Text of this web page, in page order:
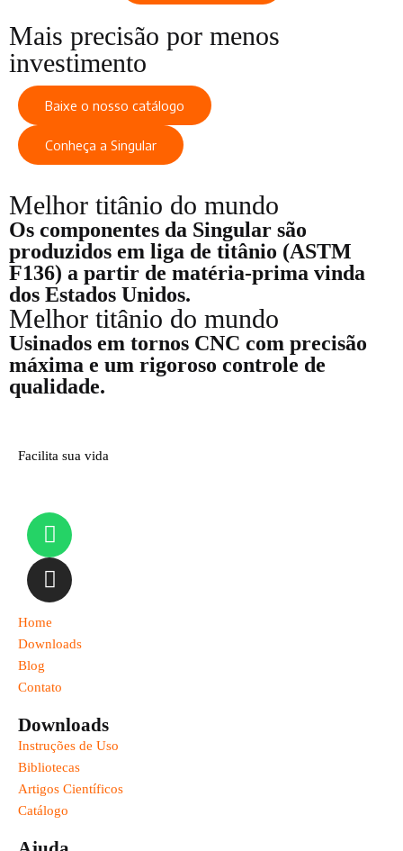
Mais precisão por menos
investimento
Baixe o nosso catálogo
Conheça a Singular
Melhor titânio do mundo
Os componentes da Singular são
produzidos em liga de titânio (ASTM
F136) a partir de matéria-prima vinda
dos Estados Unidos.
Melhor titânio do mundo
Usinados em tornos CNC com precisão
máxima e um rigoroso controle de
qualidade.
Facilita sua vida
Home
Downloads
Blog
Contato
Downloads
Instruções de Uso
Bibliotecas
Artigos Científicos
Catálogo